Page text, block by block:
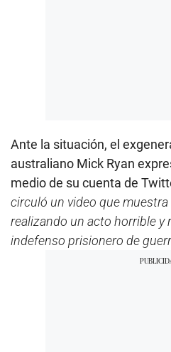
Ante la situación, el
australiano Mick Ryan
medio de su cuenta de
circuló un video que
realizando un acto horrible y
indefenso prisionero de